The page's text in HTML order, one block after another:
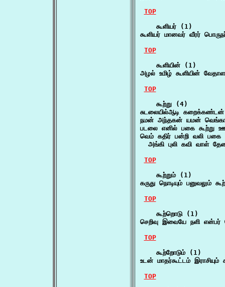
TOP
    கூளியர் (1)
கூளியர் மானவர் வீரர்
TOP
    கூளியின் (1)
அழல் உமிழ் கூளியின்
TOP
    கூற்று (4)
சுடலையில்ஆடி
நமன் அந்தகன் யமன்
படலை எனில் பகை கூற்று
வெம் கதிர் பன்றி வலி
அங்கி புலி கவி வாள்
TOP
    கூற்றும் (1)
கருது நொடியும் பனுவலும்
TOP
    கூற்றொடு (1)
செறிவு இவையே நளி
TOP
    கூற்றோடும் (1)
உடன் மாதர்கூட்டம்
TOP